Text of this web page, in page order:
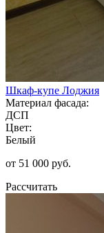
Шкаф-купе Лоджия
Материал фасада:
ДСП
Цвет:
Белый
от 51 000 руб.
Рассчитать